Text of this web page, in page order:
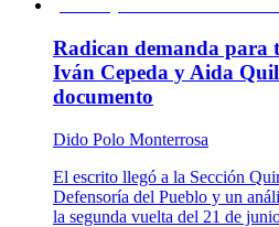
Radican demanda para
Iván Cepeda y Aida
documento
Dido Polo Monterrosa
El escrito llegó a la Sección
Defensoría del Pueblo y un
la segunda vuelta del 21 de